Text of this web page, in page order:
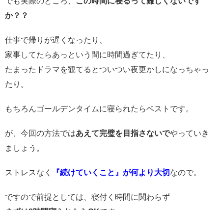
か？？
仕事で帰りが遅くなったり、
家事してたらあっという間に時間過ぎてたり、
たまったドラマを観てるとついつい夜更かしになっちゃっ
たり。
もちろんゴールデンタイムに寝られたらベストです。
が、今回の方法ではあえて完璧を目指さないでやっていき
ましょう。
ストレスなく 『続けていくこと』が何より大切なので。
ですので前提としては、寝付く時間に関わらず